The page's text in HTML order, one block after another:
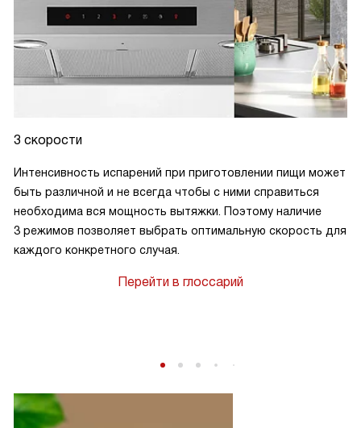
3 скорости
Интенсивность испарений при приготовлении пищи может
быть различной и не всегда чтобы с ними справиться
необходима вся мощность вытяжки. Поэтому наличие
3 режимов позволяет выбрать оптимальную скорость для
каждого конкретного случая.
Перейти в глоссарий